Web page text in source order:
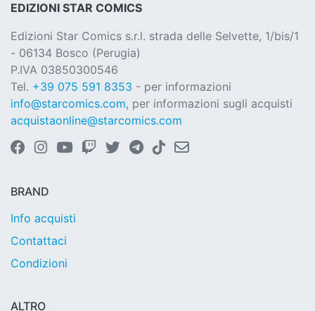
EDIZIONI STAR COMICS
Edizioni Star Comics s.r.l. strada delle Selvette, 1/bis/1
- 06134 Bosco (Perugia)
P.IVA 03850300546
Tel. +39 075 591 8353 - per informazioni
info@starcomics.com, per informazioni sugli acquisti
acquistaonline@starcomics.com
BRAND
Info acquisti
Contattaci
Condizioni
ALTRO